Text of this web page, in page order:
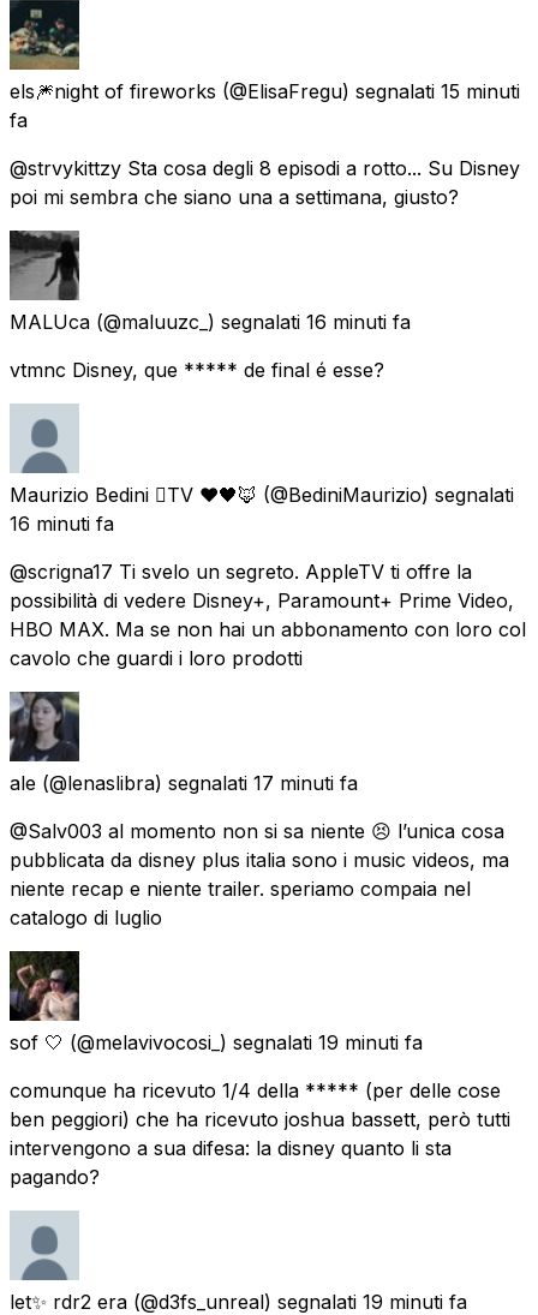
els🎆night of fireworks (@ElisaFregu) segnalati 15 minuti
fa
@strvykittzy Sta cosa degli 8 episodi a rotto... Su Disney
poi mi sembra che siano una a settimana, giusto?
MALUca (@maluuzc_) segnalati 16 minuti fa
vtmnc Disney, que ***** de final é esse?
Maurizio Bedini TV ❤️🖤🦊 (@BediniMaurizio) segnalati
16 minuti fa
@scrigna17 Ti svelo un segreto. AppleTV ti offre la
possibilità di vedere Disney+, Paramount+ Prime Video,
HBO MAX. Ma se non hai un abbonamento con loro col
cavolo che guardi i loro prodotti
ale (@lenaslibra) segnalati 17 minuti fa
@Salv003 al momento non si sa niente 😣 l’unica cosa
pubblicata da disney plus italia sono i music videos, ma
niente recap e niente trailer. speriamo compaia nel
catalogo di luglio
sof 🤍 (@melavivocosi_) segnalati 19 minuti fa
comunque ha ricevuto 1/4 della ***** (per delle cose
ben peggiori) che ha ricevuto joshua bassett, però tutti
intervengono a sua difesa: la disney quanto li sta
pagando?
let✨ rdr2 era (@d3fs_unreal) segnalati 19 minuti fa